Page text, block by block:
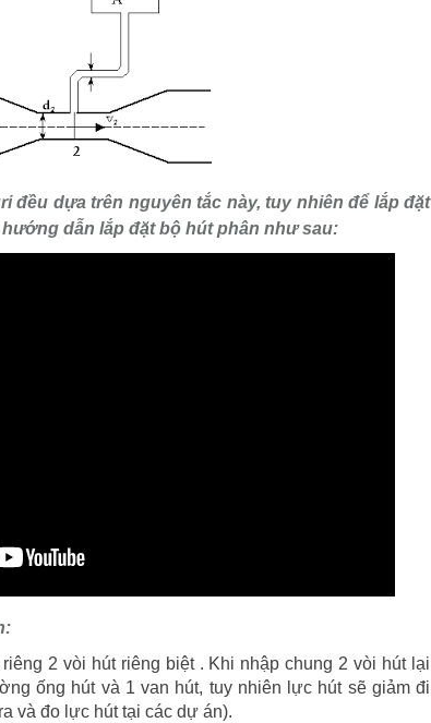
đều dựa trên nguyên tắc này, tuy nhiên để lắp đặt
dẫn lắp đặt bộ hút phân như sau:
2 vòi hút riêng biệt . Khi nhập chung 2 vòi hút lại
ống hút và 1 van hút, tuy nhiên lực hút sẽ giảm đi
và đo lực hút tại các dự án).